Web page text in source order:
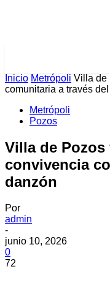
Inicio Metrópoli Villa de
comunitaria a través
Metrópoli
Pozos
Villa de Pozos
convivencia
danzón
Por
admin
-
junio 10, 2026
0
72